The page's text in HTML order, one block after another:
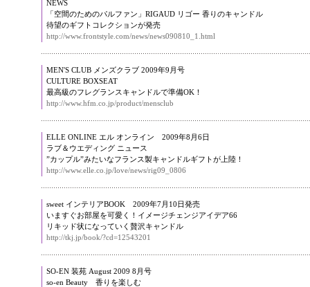
NEWS
「空間のためのパルファン」RIGAUD リゴー 香りのキャンドル
待望のギフトコレクションが発売
http://www.frontstyle.com/news/news090810_1.html
MEN'S CLUB メンズクラブ 2009年9月号
CULTURE BOXSEAT
最高級のフレグランスキャンドルで準備OK！
http://www.hfm.co.jp/product/mensclub
ELLE ONLINE エル オンライン 2009年8月6日
ラブ＆ウエディング ニュース
”カップル”みたいなフランス製キャンドルギフトが上陸！
http://www.elle.co.jp/love/news/rig09_0806
sweet インテリアBOOK 2009年7月10日発売
いますぐお部屋を可愛く！イメージチェンジアイデア66
リキッド状になっていく贅沢キャンドル
http://tkj.jp/book/?cd=12543201
SO-EN 装苑 August 2009 8月号
so-en Beauty 香りを楽しむ